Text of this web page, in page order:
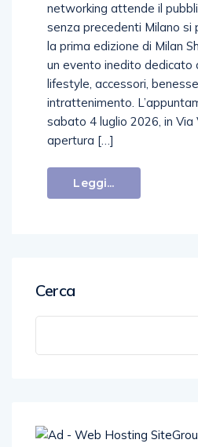
networking attende il
senza precedenti Milano si
la prima edizione di Milan
un evento inedito dedicato
lifestyle, accessori,
intrattenimento.
sabato 4 luglio 2026, in Via
apertura […]
Leggi...
Cerca